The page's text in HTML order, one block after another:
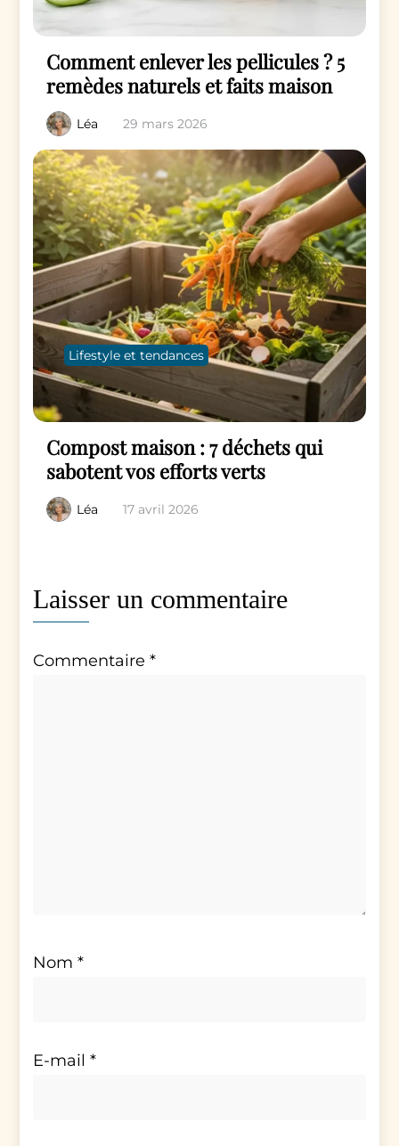
Comment enlever les pellicules ? 5
remèdes naturels et faits maison
Léa 29 mars 2026
Lifestyle et tendances
Compost maison : 7 déchets qui
sabotent vos efforts verts
Léa 17 avril 2026
Laisser un commentaire
Commentaire*
Nom*
E-mail*